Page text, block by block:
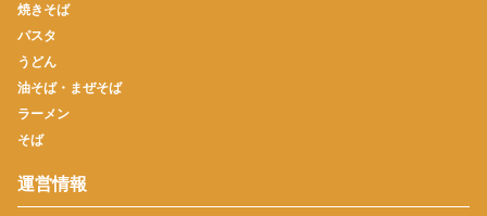
焼きそば
パスタ
うどん
油そば・まぜそば
ラーメン
そば
運営情報